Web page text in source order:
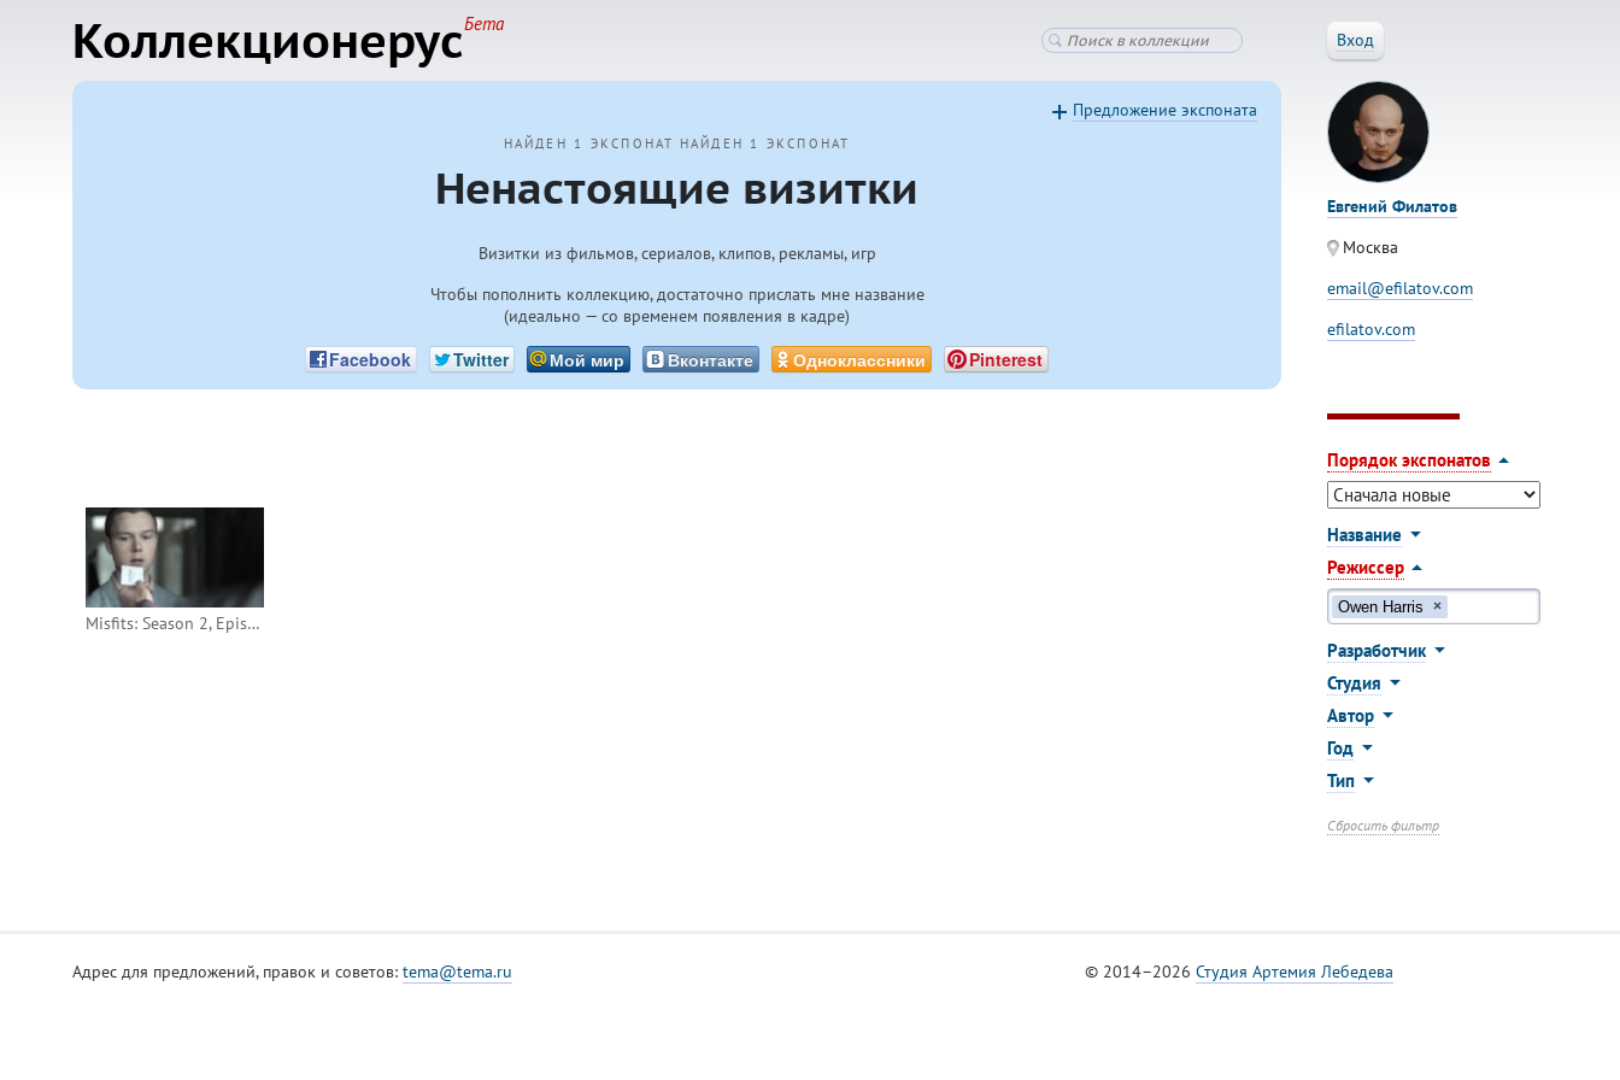
КоллекционерусБета
Вход
НАЙДЕН 1 ЭКСПОНАТ НАЙДЕН 1 ЭКСПОНАТ
Ненастоящие визитки
Визитки из фильмов, сериалов, клипов, рекламы, игр
Чтобы пополнить коллекцию, достаточно прислать мне название
(идеально — со временем появления в кадре)
Facebook Twitter Мой мир Вконтакте Одноклассники Pinterest
Предложение экспоната
Евгений Филатов
Москва
email@efilatov.com
efilatov.com
Misfits: Season 2, Episode 6
Порядок экспонатов
Название
Режиссер
Owen Harris ×
Разработчик
Студия
Автор
Год
Тип
Сбросить фильтр
Адрес для предложений, правок и советов: tema@tema.ru © 2014–2026Студия Артемия Лебедева